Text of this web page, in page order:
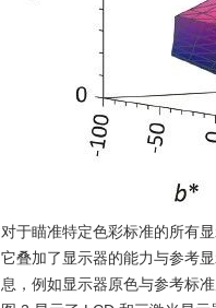
对于瞄准特定色彩标准的所有
它叠加了显示器的能力与参考
息，例如显示器原色与参考标